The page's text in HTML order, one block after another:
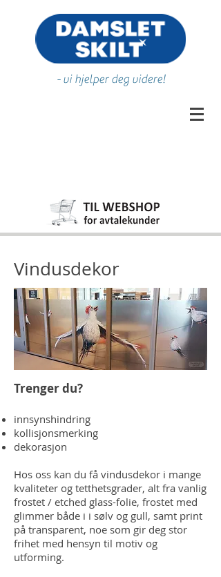
- vi hjelper deg videre!
Vindusdekor
Trenger du?
innsynshindring
kollisjonsmerking
dekorasjon
Hos oss kan du få vindusdekor i mange
kvaliteter og tetthetsgrader, alt fra vanlig
frostet / etched glass-folie, frostet med
glimmer både i i sølv og gull, samt print
på transparent, noe som gir deg stor
frihet med hensyn til motiv og
utforming.